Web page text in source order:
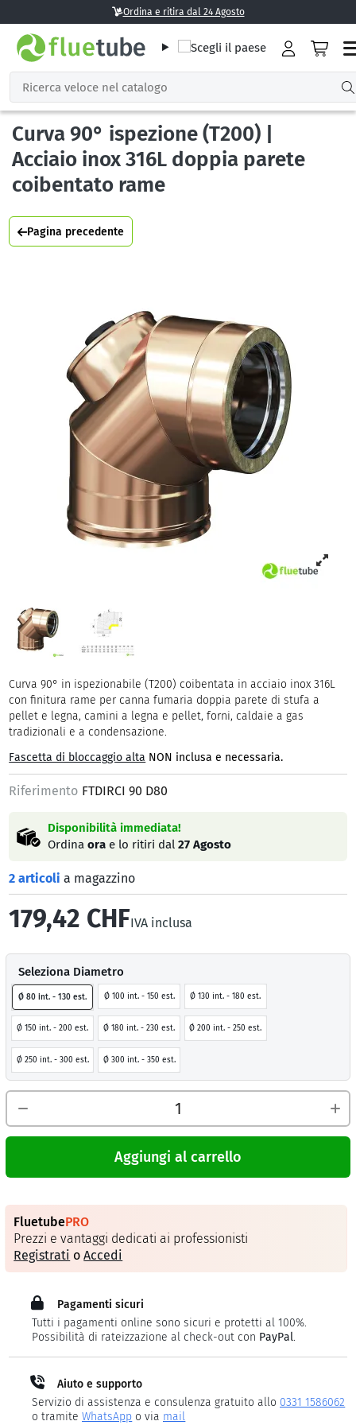
Ordina e ritira dal 24 Agosto
Curva 90° ispezione (T200) |
Acciaio inox 316L doppia parete
coibentato rame
Pagina precedente
Curva 90° in ispezionabile (T200) coibentata in acciaio inox 316L
con finitura rame per canna fumaria doppia parete di stufa a
pellet e legna, camini a legna e pellet, forni, caldaie a gas
tradizionali e a condensazione.
Fascetta di bloccaggio alta NON inclusa e necessaria.
Riferimento FTDIRCI 90 D80
Disponibilità immediata!
Ordinaora e lo ritiri dal27 Agosto
2 articolia magazzino
179,42 CHFIVA inclusa
Seleziona Diametro
Ø 80 int. - 130 est. Ø 100 int. - 150 est. Ø 130 int. - 180 est.
Ø 150 int. - 200 est. Ø 180 int. - 230 est. Ø 200 int. - 250 est.
Ø 250 int. - 300 est. Ø 300 int. - 350 est.
Aggiungi al carrello
FluetubePRO
Prezzi e vantaggi dedicati ai professionisti
Registrati oAccedi
Pagamenti sicuri
Tutti i pagamenti online sono sicuri e protetti al 100%.
Possibilità di rateizzazione al check-out con PayPal.
Aiuto e supporto
Servizio di assistenza e consulenza gratuito allo 0331 1586062
o tramiteWhatsApp o via mail